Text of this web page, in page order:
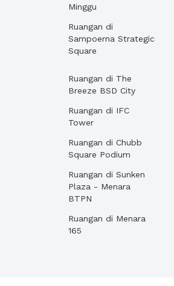
Minggu
Ruangan di
Sampoerna Strategic
Square
Ruangan di The
Breeze BSD City
Ruangan di IFC
Tower
Ruangan di Chubb
Square Podium
Ruangan di Sunken
Plaza - Menara
BTPN
Ruangan di Menara
165